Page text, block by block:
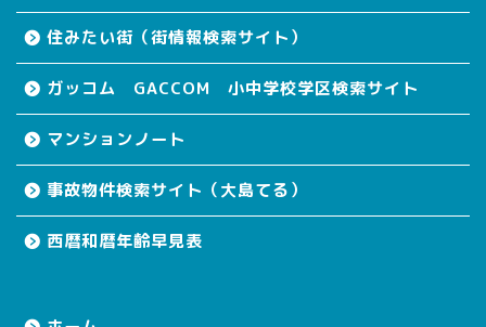
住みたい街（街情報検索サイト）
ガッコム GACCOM 小中学校学区検索サイト
マンションノート
事故物件検索サイト（大島てる）
西暦和暦年齢早見表